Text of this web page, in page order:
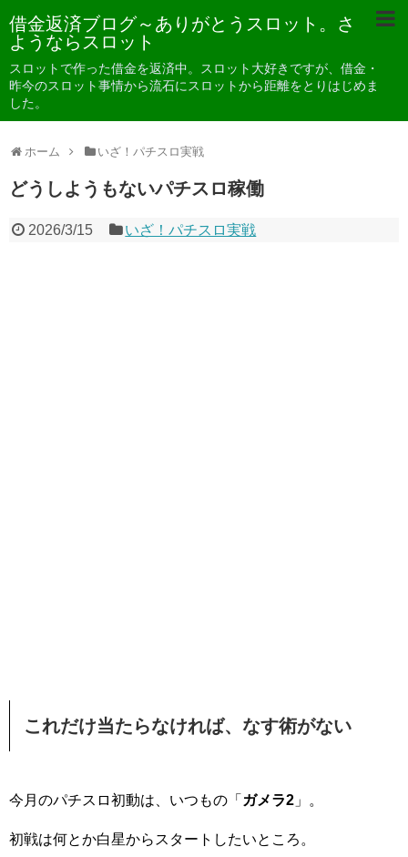
借金返済ブログ～ありがとうスロット。さ
ようならスロット
スロットで作った借金を返済中。スロット大好きですが、借金・
昨今のスロット事情から流石にスロットから距離をとりはじめま
した。
ホーム いざ！パチスロ実戦
どうしようもないパチスロ稼働
2026/3/15 いざ！パチスロ実戦
これだけ当たらなければ、なす術がない
今月のパチスロ初動は、いつもの「 ガメラ2 」。
初戦は何とか白星からスタートしたいところ。